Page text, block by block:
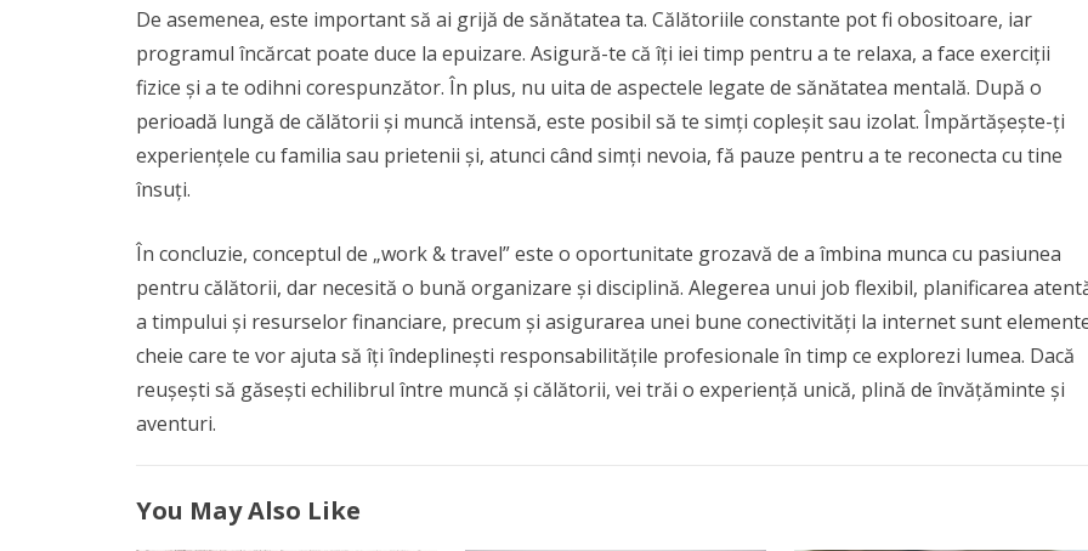
De asemenea, este important să ai grijă de sănătatea ta. Călătoriile constante pot fi obositoare, iar
programul încărcat poate duce la epuizare. Asigură-te că îți iei timp pentru a te relaxa, a face exerciții
fizice și a te odihni corespunzător. În plus, nu uita de aspectele legate de sănătatea mentală. După o
perioadă lungă de călătorii și muncă intensă, este posibil să te simți copleșit sau izolat. Împărtășește-ți
experiențele cu familia sau prietenii și, atunci când simți nevoia, fă pauze pentru a te reconecta cu tine
însuți.
În concluzie, conceptul de „work & travel” este o oportunitate grozavă de a îmbina munca cu pasiunea
pentru călătorii, dar necesită o bună organizare și disciplină. Alegerea unui job flexibil, planificarea
a timpului și resurselor financiare, precum și asigurarea unei bune conectivități la internet sunt
cheie care te vor ajuta să îți îndeplinești responsabilitățile profesionale în timp ce explorezi lumea. Dacă
reușești să găsești echilibrul între muncă și călătorii, vei trăi o experiență unică, plină de învățăminte și
aventuri.
You May Also Like